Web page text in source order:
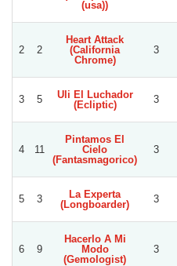
(usa))
2 2
Heart Attack
(California
Chrome)
3
3 5
Uli El Luchador
(Ecliptic)
3
4 11
Pintamos El
Cielo
(Fantasmagorico)
3
5 3
La Experta
(Longboarder)
3
6 9
Hacerlo A Mi
Modo
(Gemologist)
3